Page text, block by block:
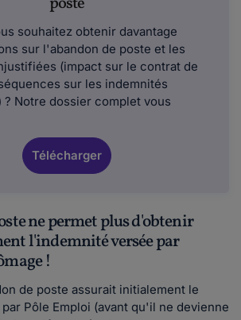
souhaitez obtenir davantage
sur l'abandon de poste et les
(impact sur le contrat de
sur les indemnités
? Notre dossier complet vous
Télécharger
ne permet plus d'obtenir
l'indemnité versée par
!
de poste assurait initialement le
Pôle Emploi (avant qu'il ne devienne